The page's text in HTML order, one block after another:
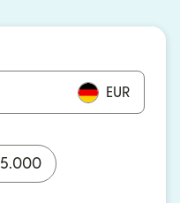
EUR
5.000